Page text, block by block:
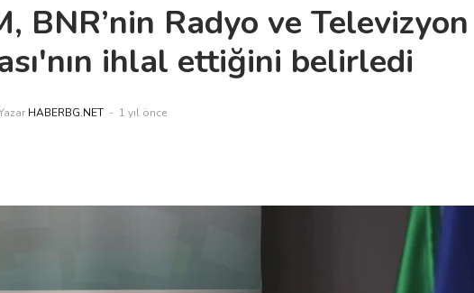
BNR’nin Radyo ve Televizyon
ihlal ettiğini belirledi
HABERBG.NET 1 yıl önce